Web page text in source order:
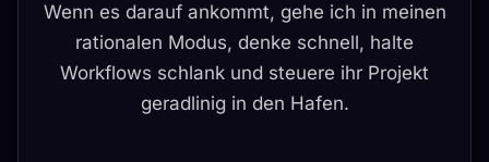
Wenn es darauf ankommt, gehe ich in meinen
rationalen Modus, denke schnell, halte
Workflows schlank und steuere ihr Projekt
geradlinig in den Hafen.